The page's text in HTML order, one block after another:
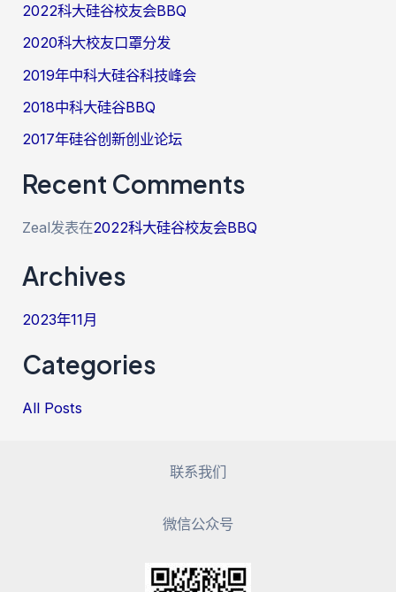
2022科大硅谷校友会BBQ
2020科大校友口罩分发
2019年中科大硅谷科技峰会
2018中科大硅谷BBQ
2017年硅谷创新创业论坛
Recent Comments
Zeal发表在2022科大硅谷校友会BBQ
Archives
2023年11月
Categories
All Posts
联系我们
微信公众号